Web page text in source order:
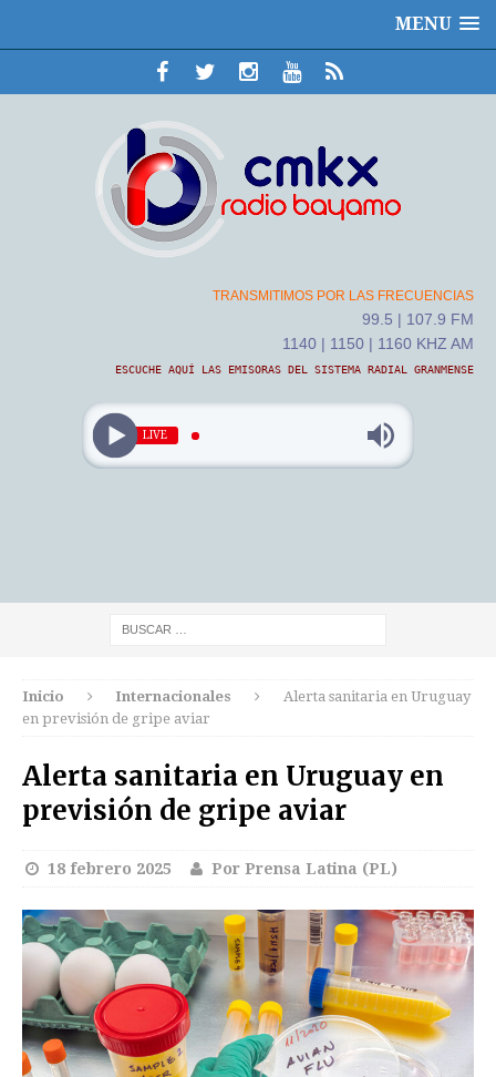
MENU
TRANSMITIMOS POR LAS FRECUENCIAS
99.5 | 107.9 FM
1140 | 1150 | 1160 KHZ AM
ESCUCHE AQUÍ LAS EMISORAS DEL SISTEMA RADIAL GRANMENSE
LIVE
Inicio Internacionales
Alerta sanitaria en Uruguay
en previsión de gripe aviar
Alerta sanitaria en Uruguay en
previsión de gripe aviar
18 febrero 2025 Por Prensa Latina (PL)